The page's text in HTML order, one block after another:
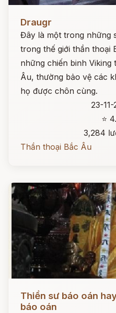
Draugr
Đây là một trong những
trong thế giới thần thoại
những chiến binh Viking
Âu, thường bảo vệ các
họ được chôn cùng.
23-
⭐
3,284
Thần thoại Bắc Âu
Đọc ngay
Thiền sư báo oán
báo oán